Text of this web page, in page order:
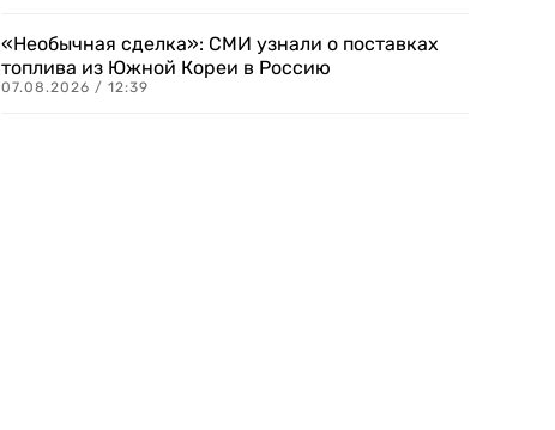
«Необычная сделка»: СМИ узнали о поставках
топлива из Южной Кореи в Россию
07.08.2026 / 12:39